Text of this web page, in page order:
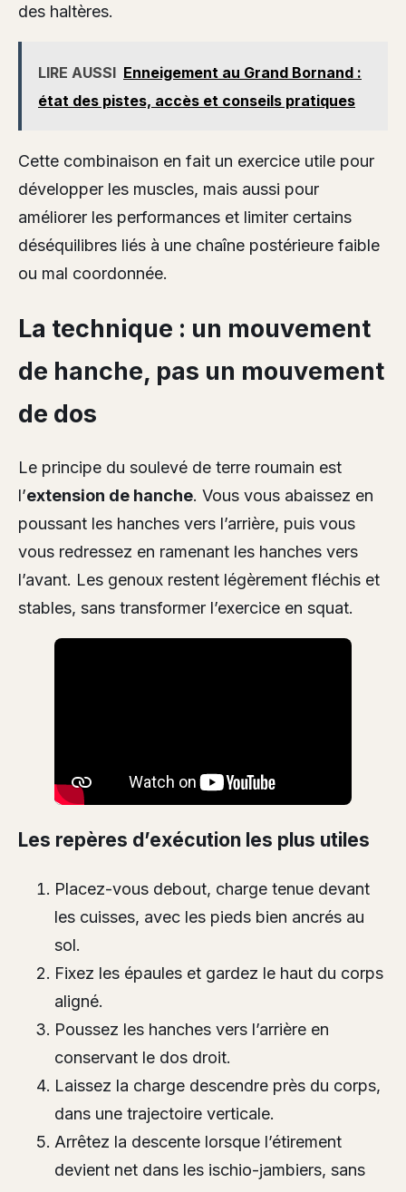
des haltères.
LIRE AUSSI Enneigement au Grand Bornand :
état des pistes, accès et conseils pratiques
Cette combinaison en fait un exercice utile pour
développer les muscles, mais aussi pour
améliorer les performances et limiter certains
déséquilibres liés à une chaîne postérieure faible
ou mal coordonnée.
La technique : un mouvement
de hanche, pas un mouvement
de dos
Le principe du soulevé de terre roumain est
l’extension de hanche. Vous vous abaissez en
poussant les hanches vers l’arrière, puis vous
vous redressez en ramenant les hanches vers
l’avant. Les genoux restent légèrement fléchis et
stables, sans transformer l’exercice en squat.
Les repères d’exécution les plus utiles
Placez-vous debout, charge tenue devant
les cuisses, avec les pieds bien ancrés au
sol.
Fixez les épaules et gardez le haut du corps
aligné.
Poussez les hanches vers l’arrière en
conservant le dos droit.
Laissez la charge descendre près du corps,
dans une trajectoire verticale.
Arrêtez la descente lorsque l’étirement
devient net dans les ischio-jambiers, sans